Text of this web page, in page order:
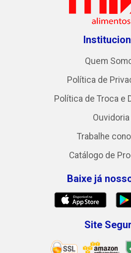
Quem
Política de
Política de Troca e
Ouvidoria
Trabalhe
Catálogo de
Baixe já
Site